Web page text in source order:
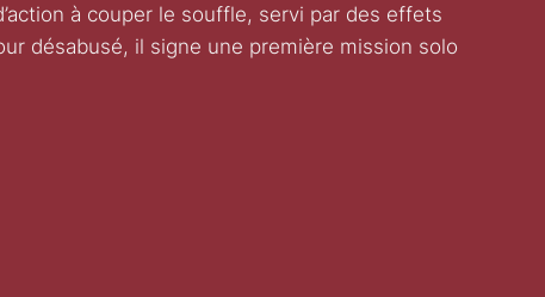
à couper le souffle, servi par des effets
désabusé, il signe une première mission solo